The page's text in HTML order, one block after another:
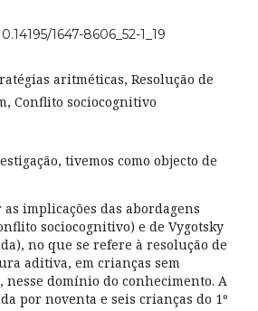
1647-8606_52-1_19
aritméticas, Resolução de
Conflito sociocognitivo
tivemos como objecto de
implicações das abordagens
sociocognitivo) e de Vygotsky
no que se refere à resolução de
aditiva, em crianças sem
nesse domínio do conhecimento. A
por noventa e seis crianças do 1º